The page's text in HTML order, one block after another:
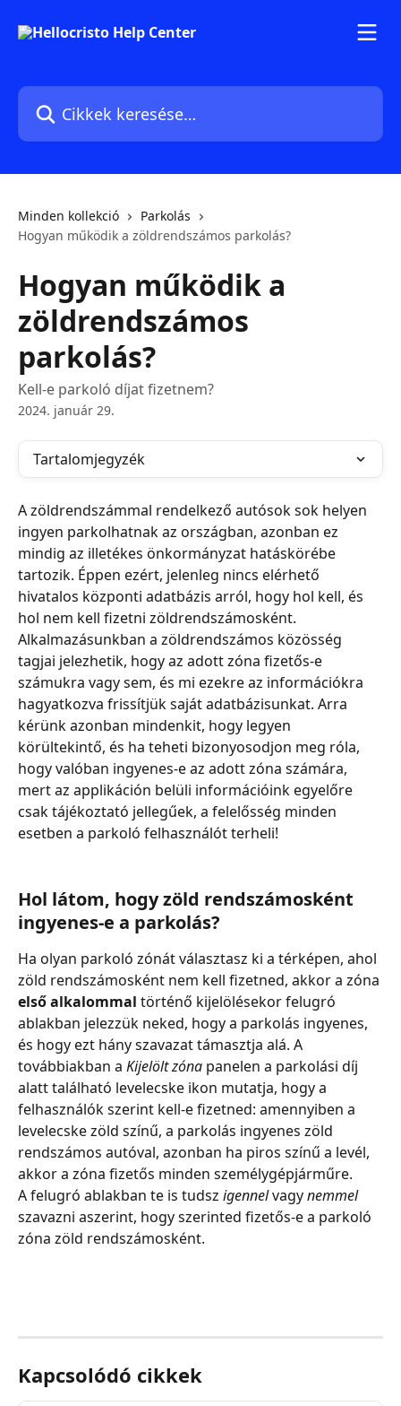
Cikkek keresése…
Minden kollekció
Parkolás
Hogyan működik a zöldrendszámos parkolás?
Hogyan működik a
zöldrendszámos
parkolás?
Kell-e parkoló díjat fizetnem?
2024. január 29.
Tartalomjegyzék
A zöldrendszámmal rendelkező autósok sok helyen
ingyen parkolhatnak az országban, azonban ez
mindig az illetékes önkormányzat hatáskörébe
tartozik. Éppen ezért, jelenleg nincs elérhető
hivatalos központi adatbázis arról, hogy hol kell, és
hol nem kell fizetni zöldrendszámosként.
Alkalmazásunkban a zöldrendszámos közösség
tagjai jelezhetik, hogy az adott zóna fizetős-e
számukra vagy sem, és mi ezekre az információkra
hagyatkozva frissítjük saját adatbázisunkat. Arra
kérünk azonban mindenkit, hogy legyen
körültekintő, és ha teheti bizonyosodjon meg róla,
hogy valóban ingyenes-e az adott zóna számára,
mert az applikáción belüli információink egyelőre
csak tájékoztató jellegűek, a felelősség minden
esetben a parkoló felhasználót terheli!
Hol látom, hogy zöld rendszámosként
ingyenes-e a parkolás?
Ha olyan parkoló zónát választasz ki a térképen, ahol
zöld rendszámosként nem kell fizetned, akkor a zóna
első alkalommal történő kijelölésekor felugró
ablakban jelezzük neked, hogy a parkolás ingyenes,
és hogy ezt hány szavazat támasztja alá. A
továbbiakban a Kijelölt zóna panelen a parkolási díj
alatt található levelecske ikon mutatja, hogy a
felhasználók szerint kell-e fizetned: amennyiben a
levelecske zöld színű, a parkolás ingyenes zöld
rendszámos autóval, azonban ha piros színű a levél,
akkor a zóna fizetős minden személygépjárműre.
A felugró ablakban te is tudsz igennel vagy nemmel
szavazni aszerint, hogy szerinted fizetős-e a parkoló
zóna zöld rendszámosként.
Kapcsolódó cikkek